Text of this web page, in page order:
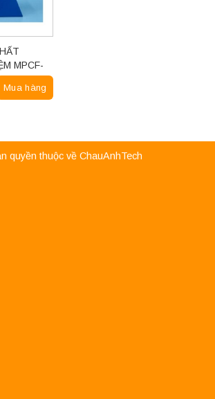
MPCF-
Mua hàng
quyền thuộc về ChauAnhTech